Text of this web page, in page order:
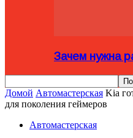
Зачем нужна
Домой Автомастерская Kia
для поколения геймеров
Автомастерская